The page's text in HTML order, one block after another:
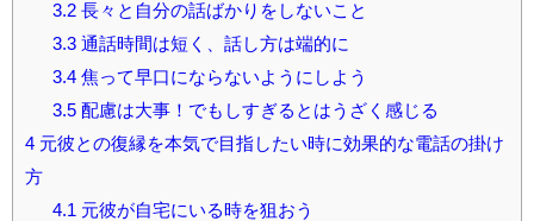
3.2長々と自分の話ばかりをしないこと
3.3通話時間は短く、話し方は端的に
3.4焦って早口にならないようにしよう
3.5配慮は大事！でもしすぎるとはうざく感じる
4 元彼との復縁を本気で目指したい時に効果的な電話の掛け
方
4.1 元彼が自宅にいる時を狙おう